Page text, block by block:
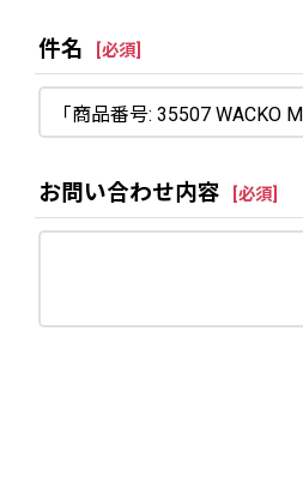
件名 必須
お問い合わせ内容 必須